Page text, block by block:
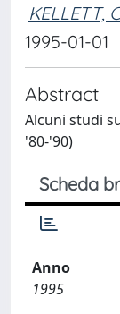
KELLETT,
1995-01-01
Abstract
Alcuni studi
'80-'90)
Scheda
Anno
1995